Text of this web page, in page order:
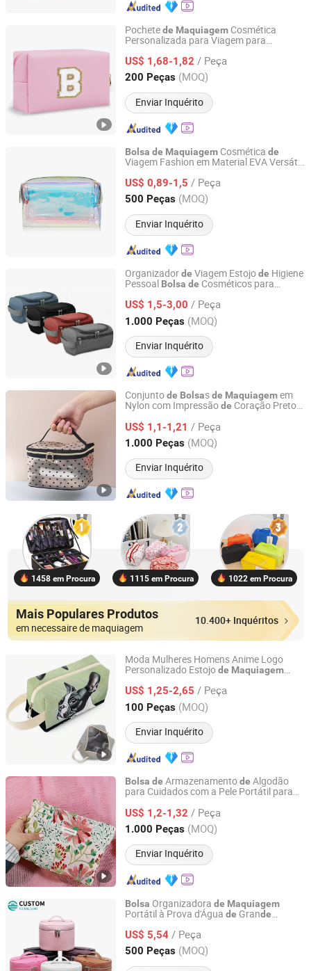
Pochetede Maquiagem Cosmética
Personalizada para Viagem para
US$ 1,68-1,82 / Peça
200 Peças (MOQ)
Enviar Inquérito
Putian Geyang Trading Co., Ltd
Fujian, China Desde 2025
Bolsa de Maquiagem Cosmética de
Viagem Fashion em Material EVA Versátil
US$ 0,89-1,5 / Peça
500 Peças (MOQ)
Enviar Inquérito
Yiwu City Bo Chi Bag Co., Ltd.
Zhejiang, China Desde 2025
Organizadorde Viagem Estojode Higiene
Pessoal Bolsa de Cosméticos para
US$ 1,5-3,00 / Peça
1.000 Peças (MOQ)
Enviar Inquérito
Popseller(Xiamen) Imp. & Exp. Co. Ltd
Fujian, China Desde 2024
Conjuntode Bolsasde Maquiagemem
Nylon com Impressãode Coração Preto
US$ 1,1-1,21 / Peça
1.000 Peças (MOQ)
Enviar Inquérito
Hangzhou Huaxin Industry & Trade Co., Ltd.
Zhejiang, China Desde 2025
1458 em Procura 1115 em Procura 1022 em Procura
Mais Populares Produtos
em necessaire de maquiagem
10.400+ Inquéritos
Moda Mulheres Homens Anime Logo
Personalizado Estojode Maquiagem
Almofadado Veludo Viagem Beleza
Cosmética
US$ 1,25-2,65 / Peça
100 Peças (MOQ)
Enviar Inquérito
Yiwu Ginzeal Bag Co., Ltd.
Zhejiang, China Desde 2024
Bolsa de Armazenamentode Algodão
para Cuidados com a Pele Portátil para
para Senhoras,Bolsade
26*5*18
US$ 1,2-1,32 / Peça
1.000 Peças (MOQ)
Enviar Inquérito
Hangzhou Huaxin Industry & Trade Co., Ltd.
Zhejiang, China Desde 2025
Bolsa Organizadora de Maquiagem
Portátil à Prova d'Água de Grande
Couro Multifuncional
US$ 5,54 / Peça
500 Peças (MOQ)
Guangzhou Fu Li Ya Industry Co., Ltd.
Guangdong, China Desde 2011